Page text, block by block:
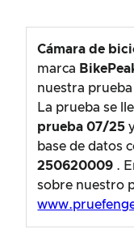
Cámara de
marca
nuestra
La prueba se
prueba 07/25
base de datos
250620009 .
sobre nuestro